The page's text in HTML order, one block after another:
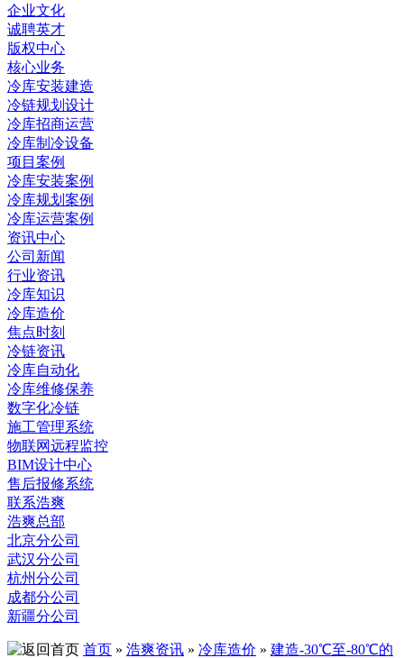
企业文化
诚聘英才
版权中心
核心业务
冷库安装建造
冷链规划设计
冷库招商运营
冷库制冷设备
项目案例
冷库安装案例
冷库规划案例
冷库运营案例
资讯中心
公司新闻
行业资讯
冷库知识
冷库造价
焦点时刻
冷链资讯
冷库自动化
冷库维修保养
数字化冷链
施工管理系统
物联网远程监控
BIM设计中心
售后报修系统
联系浩爽
浩爽总部
北京分公司
武汉分公司
杭州分公司
成都分公司
新疆分公司
首页 » 浩爽资讯 » 冷库造价 » 建造-30℃至-80℃的